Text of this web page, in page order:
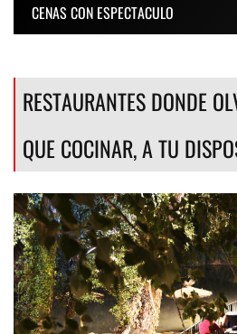
CENAS CON ESPECTACULO
RESTAURANTES DONDE
QUE COCINAR, A TU